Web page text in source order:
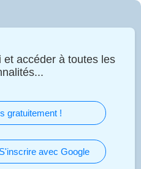
et accéder à toutes les
gratuitement !
avec Google